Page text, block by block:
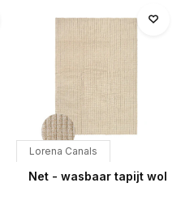
Lorena Canals
Net - wasbaar tapijt wol